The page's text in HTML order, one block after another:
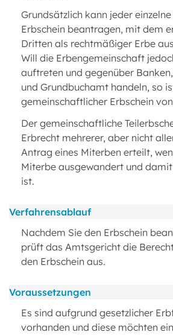
Grundsätzlich kann jeder
Erbschein beantragen, mit dem
Dritten als rechtmäßiger Erbe
Will die Erbengemeinschaft
auftreten und gegenüber
und Grundbuchamt handeln, so
gemeinschaftlicher Erbschein
Der gemeinschaftliche
Erbrecht mehrerer, aber nicht
Antrag eines Miterben erteilt,
Miterbe ausgewandert und
ist.
Verfahrensablauf
Nachdem Sie den Erbschein
prüft das Amtsgericht die
den Erbschein aus.
Voraussetzungen
Es sind aufgrund gesetzlicher
vorhanden und diese möchten